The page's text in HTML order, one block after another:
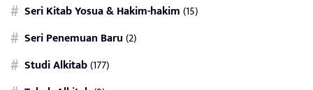
Seri Kitab Yosua & Hakim-hakim(15)
Seri Penemuan Baru(2)
Studi Alkitab(177)